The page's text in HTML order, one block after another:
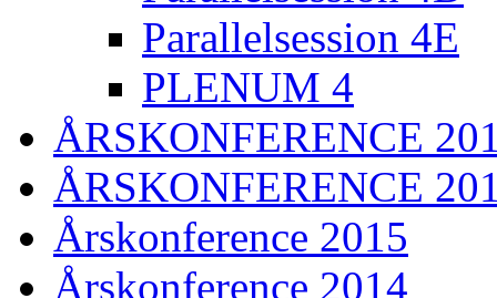
Parallelsession 4E
PLENUM 4
ÅRSKONFERENCE
ÅRSKONFERENCE
Årskonference 2015
Årskonference 2014